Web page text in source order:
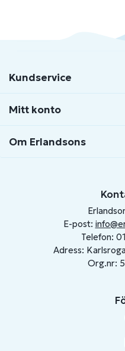
Kundservice
Mitt konto
Om Erlandsons
E-post:
Telefon:
Adress:
Org.nr: